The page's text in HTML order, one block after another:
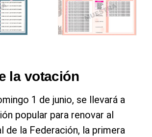
la votación
1 de junio, se llevará a
popular para renovar al
de la Federación, la primera